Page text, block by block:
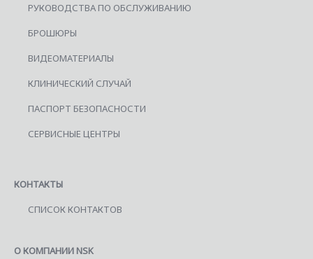
РУКОВОДСТВА ПО ОБСЛУЖИВАНИЮ
БРОШЮРЫ
ВИДЕОМАТЕРИАЛЫ
КЛИНИЧЕСКИЙ СЛУЧАЙ
ПАСПОРТ БЕЗОПАСНОСТИ
СЕРВИСНЫЕ ЦЕНТРЫ
КОНТАКТЫ
СПИСОК КОНТАКТОВ
О КОМПАНИИ NSK